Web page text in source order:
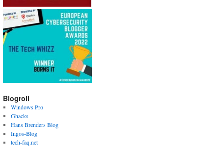
Blogroll
Windows Pro
Ghacks
Hans Brenders Blog
Ingos-Blog
tech-faq.net